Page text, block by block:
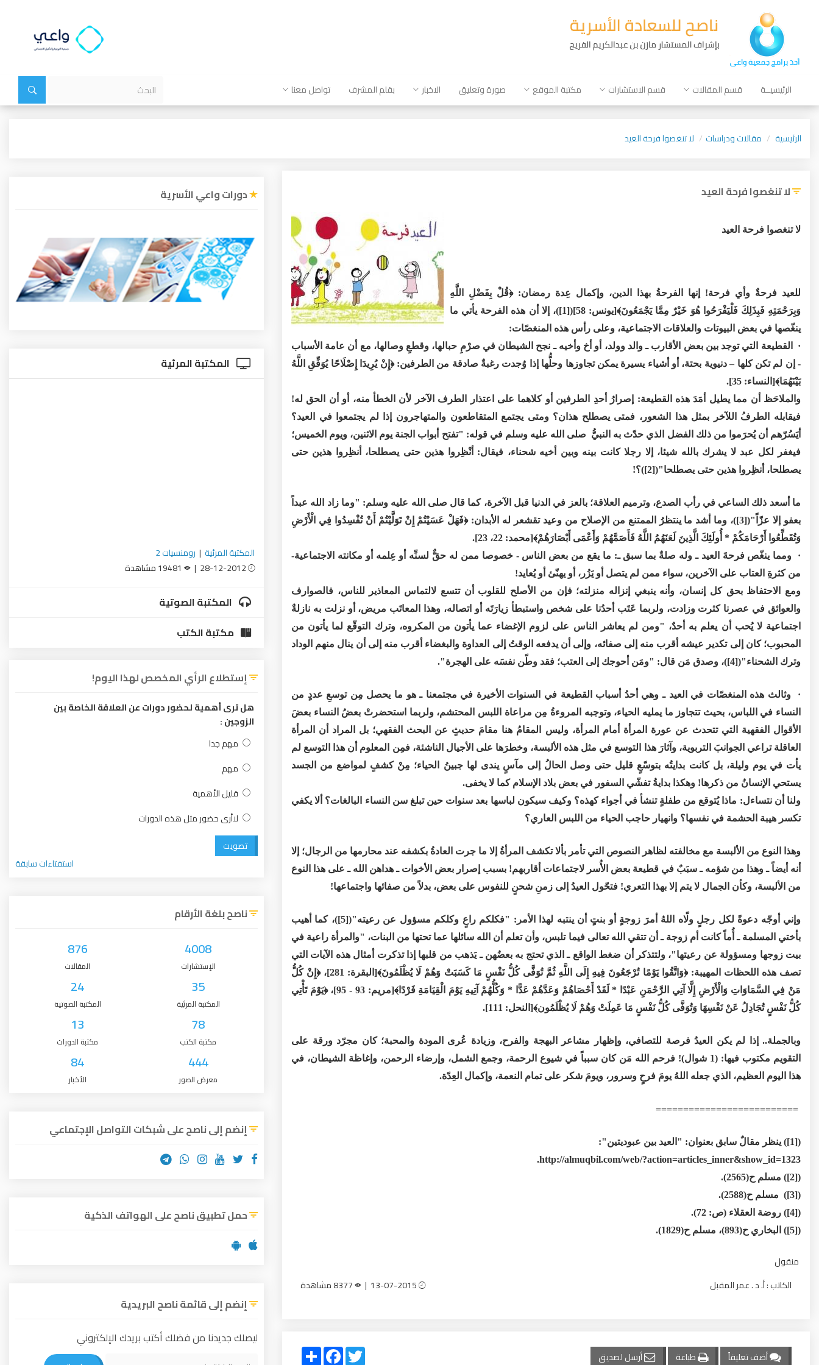
الرئيسيــة قسم المقالات قسم الاستشارات مكتبة الموقع صورة وتعليق الاخبار بقلم المشرف تواصل معنا
الرئيسية مقالات ودراسات لا تنغصوا فرحة العيد
لا تنغصوا فرحة العيد
لا تنغصوا فرحة العيد
للعيد فرحةٌ وأي فرحة! إنها الفرحةُ بهذا الدين، وإكمال عِدة رمضان: ﴿قُلْ بِفَضْلِ اللَّهِ
وَبِرَحْمَتِهِ فَبِذَلِكَ فَلْيَفْرَحُوا هُوَ خَيْرٌ مِمَّا يَجْمَعُونَ﴾[يونس: 58]([1])، إلا أن هذه الفرحة يأتي ما
ينغّصها في بعض البيوتات والعلاقات الاجتماعية، وعلى رأس هذه المنغصّات:
· القطيعة التي توجد بين بعض الأقارب ـ والد وولد، أو أخ وأخيه ـ نجح الشيطان في صرْمِ حبالها، وقطعِ وصالها، مع أن عامة الأسباب
- إن لم تكن كلها – دنيوية بحتة، أو أشياء يسيرة يمكن تجاوزها وحلُّها إذا وُجدت رغبةٌ صادقة من الطرفين: ﴿إِنْ يُرِيدَا إِصْلَاحًا يُوَفِّقِ اللَّهُ
بَيْنَهُمَا﴾[النساء: 35].
والملاحَظ أن مما يطيل أمَدَ هذه القطيعة: إصرارُ أحدِ الطرفين أو كلاهما على اعتذار الطرف الآخر لأن الخطأ منه، أو أن الحق له!
فيقابله الطرفُ اللآخر بمثل هذا الشعور، فمتى يصطلح هذان؟ ومتى يجتمع المتقاطعون والمتهاجرون إذا لم يجتمعوا في العيد؟
أيَسُرّهم أن يُحرَموا من ذلك الفضل الذي حدّث به النبيُّ صلى الله عليه وسلم في قوله: "تفتح أبواب الجنة يوم الاثنين، ويوم الخميس؛
فيغفر لكل عبد لا يشرك بالله شيئا، إلا رجلا كانت بينه وبين أخيه شحناء، فيقال: أنْظِروا هذين حتى يصطلحا، أنظِروا هذين حتى
يصطلحا، أنظِروا هذين حتى يصطلحا"([2])؟!
ما أسعد ذلك الساعي في رأب الصدع، وترميم العلاقة؛ بالعز في الدنيا قبل الآخرة، كما قال صلى الله عليه وسلم: "وما زاد الله عبداً
بعفو إلا عزّاً"([3])، وما أشد ما ينتظرُ الممتنع من الإصلاح من وعيد تقشعر له الأبدان: ﴿فَهَلْ عَسَيْتُمْ إِنْ تَوَلَّيْتُمْ أَنْ تُفْسِدُوا فِي الْأَرْضِ
وَتُقَطِّعُوا أَرْحَامَكُمْ * أُولَئِكَ الَّذِينَ لَعَنَهُمُ اللَّهُ فَأَصَمَّهُمْ وَأَعْمَى أَبْصَارَهُمْ﴾[محمد: 22، 23].
· ومما ينغّص فرحةَ العيد ـ وله صلةٌ بما سبق ـ: ما يقع من بعض الناس - خصوصا ممن له حقٌّ لسنِّه أو عِلمه أو مكانته الاجتماعية-
من كثرةِ العتاب على الآخرين، سواء ممن لم يتصل أو يَزُر، أو يهنّئ أو يُعايد!
ومع الاحتفاظ بحق كل إنسان، وأنه ينبغي إنزاله منزلته؛ فإن من الأصلح للقلوب أن تتسع لالتماس المعاذير للناس، فالصوارف
والعوائق في عصرنا كثرت وزادت، ولربما عَتَب أحدُنا على شخص واستبطأ زيارَتَه أو اتصاله، وهذا المعاتَب مريض، أو نزلت به نازلةٌ
اجتماعية لا يُحب أن يعلم به أحدٌ، "ومن لم يعاشر الناس على لزوم الإغضاء عما يأتون من المكروه، وترك التوقّع لما يأتون من
المحبوب؛ كان إلى تكدير عيشه أقرب منه إلى صفائه، وإلى أن يدفعه الوقتُ إلى العداوة والبغضاء أقرب منه إلى أن ينال منهم الوداد
وترك الشحناء"([4])، وصدق مَن قال: "ومَن أحوجك إلى العتب؛ فقد وطّن نفسَه على الهجرة".
· وثالث هذه المنغصّات في العيد ـ وهي أحدُ أسباب القطيعة في السنوات الأخيرة في مجتمعنا ـ هو ما يحصل مِن توسعِ عددٍ من
النساء في اللباس، بحيث تتجاوز ما يمليه الحياء، وتوجبه المروءةُ مِن مراعاة اللبس المحتشم، ولربما استحضرتْ بعضُ النساء بعضَ
الأقوال الفقهية التي تتحدث عن عورة المرأة أمام المرأة، وليس المقامُ هنا مقامَ حديثٍ عن البحث الفقهي؛ بل المراد أن المرأة
العاقلة تراعي الجوانبَ التربوية، وآثارَ هذا التوسع في مثل هذه الألبسة، وخطرَها على الأجيال الناشئة، فمِن المعلوم أن هذا التوسع لم
يأت في يوم وليلة، بل كانت بدايتُه بتوسّعٍ قليل حتى وصل الحالُ إلى مآسٍ يندى لها جبينُ الحياء؛ مِنْ كشفٍ لمواضع من الجسد
يستحي الإنسانُ من ذكرها! وهكذا بدايةُ تفشّي السفور في بعض بلاد الإسلام كما لا يخفى.
ولنا أن نتساءل: ماذا يُتوقع من طفلةٍ تنشأ في أجواء كهذه؟ وكيف سيكون لباسها بعد سنوات حين تبلغ سن النساء البالغات؟ ألا يكفي
تكسر هيبة الحشمة في نفسها؟ وانهيار حاجب الحياء من اللبس العاري؟
وهذا النوع من الألبسة مع مخالفته لظاهر النصوص التي تأمر بألا تكشف المرأةُ إلا ما جرت العادةُ بكشفه عند محارمها من الرجال؛ إلا
أنه أيضاً ـ وهذا من شؤمه ـ سبَبٌ في قطيعة بعض الأُسر لاجتماعات أقاربهم! بسبب إصرار بعض الأخوات ـ هداهن الله ـ على هذا النوع
من الألبسة، وكأن الجمال لا يتم إلا بهذا التعري! فتحّول العيدُ إلى زمنِ شحنٍ للنفوس على بعض، بدلاً من صفائها واجتماعها!
وإني أوجّه دعوةً لكل رجلٍ ولّاه اللهُ أمرَ زوجةٍ أو بنتٍ أن ينتبه لهذا الأمر: "فكلكم راعٍ وكلكم مسؤول عن رعيته"([5])، كما أهيب
بأختي المسلمة ـ أُماً كانت أم زوجة ـ أن تتقي الله تعالى فيما تلبس، وأن تعلم أن الله سائلها عما تحتها من البنات، "والمرأة راعية في
بيت زوجها ومسؤولة عن رعيتها"، ولتتذكر أن ضغط الواقع ـ الذي تحتج به بعضُهن ـ يَذهب من قلبها إذا تذكرت أمثال هذه الآيات التي
تصف هذه اللحظات المهيبة: ﴿وَاتَّقُوا يَوْمًا تُرْجَعُونَ فِيهِ إِلَى اللَّهِ ثُمَّ تُوَفَّى كُلُّ نَفْسٍ مَا كَسَبَتْ وَهُمْ لَا يُظْلَمُونَ﴾[البقرة: 281]، ﴿إِنْ كُلُّ
مَنْ فِي السَّمَاوَاتِ وَالْأَرْضِ إِلَّا آتِي الرَّحْمَنِ عَبْدًا * لَقَدْ أَحْصَاهُمْ وَعَدَّهُمْ عَدًّا * وَكُلُّهُمْ آتِيهِ يَوْمَ الْقِيَامَةِ فَرْدًا﴾[مريم: 93 - 95]، ﴿يَوْمَ تَأْتِي
كُلُّ نَفْسٍ تُجَادِلُ عَنْ نَفْسِهَا وَتُوَفَّى كُلُّ نَفْسٍ مَا عَمِلَتْ وَهُمْ لَا يُظْلَمُون﴾[النحل: 111].
وبالجملة.. إذا لم يكن العيدُ فرصة للتصافي، وإظهار مشاعر البهجة والفرح، وزيادة عُرى المودة والمحبة؛ كان مجرّد ورقة على
التقويم مكتوب فيها: (1 شوال)! فرحم الله مَن كان سبباً في شيوع الرحمة، وجمع الشمل، وإرضاء الرحمن، وإغاظة الشيطان، في
هذا اليوم العظيم، الذي جعله اللهُ يومَ فرحٍ وسرور، ويومَ شكر على تمام النعمة، وإكمال العِدّة.
==========================
([1]) ينظر مقالٌ سابق بعنوان: "العيد بين عبوديتين":
http://almuqbil.com/web/?action=articles_inner&show_id=1323.
([2]) مسلم ح(2565).
([3]) مسلم ح(2588).
([4]) روضة العقلاء (ص: 72).
([5]) البخاري ح(893)، مسلم ح(1829).
منقول
الكاتب : أ. د . عمر المقبل
أضف تعليقاً طباعة أرسل لصديق Share
FacebookTwitter
دورات واعي الأسرية
المكتبة المرئية
المكتبة المرئية | رومنسيات 2
المكتبة الصوتية
مكتبة الكتب
إستطلاع الرأي المخصص لهذا اليوم!
هل ترى أهمية لحضور دورات عن العلاقة الخاصة بين
الزوجين :
مهم جدا
مهم
قليل الأهمية
لاأرى حضور مثل هذه الدورات
تصويت
استفتاءات سابقة
ناصح بلغة الأرقام
4008
الإستشارات
876
المقالات
35
المكتبة المرئية
24
المكتبة الصوتية
78
مكتبة الكتب
13
مكتبة الدورات
444
معرض الصور
84
الأخبار
إنضم إلى ناصح على شبكات التواصل الإجتماعي
حمل تطبيق ناصح على الهواتف الذكية
إنضم إلى قائمة ناصح البريدية
ليصلك جديدنا من فضلك أكتب بريدك الإلكتروني